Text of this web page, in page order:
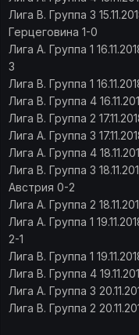
Лига B. Группа 3
Герцеговина 1-0
Лига A. Группа 1
3
Лига B. Группа 1
Лига B. Группа 4
Лига B. Группа 2
Лига A. Группа 3
Лига A. Группа 4
Лига B. Группа 3
Австрия 0-2
Лига A. Группа 2
Лига A. Группа 1
2-1
Лига B. Группа 1
Лига B. Группа 4
Лига A. Группа 3
Лига B. Группа 2